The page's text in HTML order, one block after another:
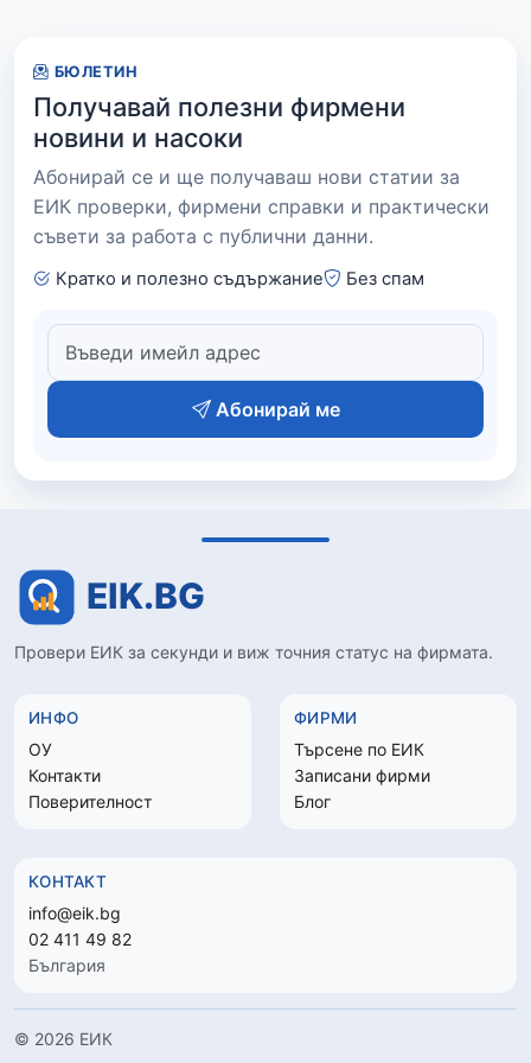
БЮЛЕТИН
Получавай полезни фирмени
новини и насоки
Абонирай се и ще получаваш нови статии за
ЕИК проверки, фирмени справки и практически
съвети за работа с публични данни.
Кратко и полезно съдържание Без спам
Абонирай ме
Провери ЕИК за секунди и виж точния статус на фирмата.
ИНФО
ОУ
Контакти
Поверителност
ФИРМИ
Търсене по ЕИК
Записани фирми
Блог
КОНТАКТ
info@eik.bg
02 411 49 82
България
© 2026 ЕИК